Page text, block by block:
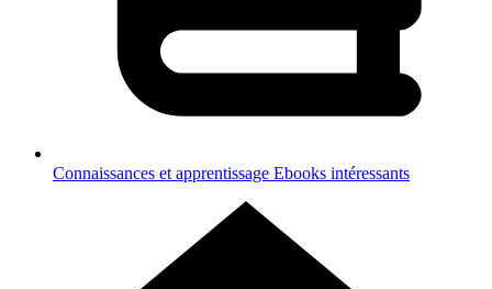
Connaissances et apprentissage Ebooks intéressants